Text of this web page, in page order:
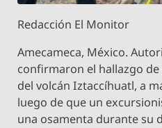
Redacción El Monitor
Amecameca, México.
confirmaron el hallazgo
del volcán Iztaccíhuatl, a
luego de que un
una osamenta durante su